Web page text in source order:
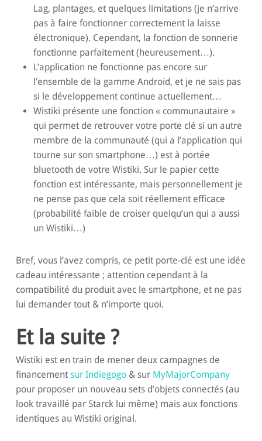
Lag, plantages, et quelques limitations (je n’arrive
pas à faire fonctionner correctement la laisse
électronique). Cependant, la fonction de sonnerie
fonctionne parfaitement (heureusement…).
L’application ne fonctionne pas encore sur
l’ensemble de la gamme Android, et je ne sais pas
si le développement continue actuellement…
Wistiki présente une fonction « communautaire »
qui permet de retrouver votre porte clé si un autre
membre de la communauté (qui a l’application qui
tourne sur son smartphone…) est à portée
bluetooth de votre Wistiki. Sur le papier cette
fonction est intéressante, mais personnellement je
ne pense pas que cela soit réellement efficace
(probabilité faible de croiser quelqu’un qui a aussi
un Wistiki…)
Bref, vous l’avez compris, ce petit porte-clé est une idée
cadeau intéressante ; attention cependant à la
compatibilité du produit avec le smartphone, et ne pas
lui demander tout & n’importe quoi.
Et la suite ?
Wistiki est en train de mener deux campagnes de
financement sur Indiegogo& sur MyMajorCompany
pour proposer un nouveau sets d’objets connectés (au
look travaillé par Starck lui même) mais aux fonctions
identiques au Wistiki original.